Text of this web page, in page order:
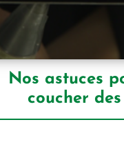
Nos astuces
coucher